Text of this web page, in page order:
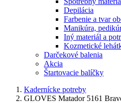
Depilácia
Farbenie a tvar
Manikúra,
Iný materiál a
Kozmetické
Darčekové balenia
Akcia
Štartovacie balíčky
Kadernícke potreby
GLOVES Matador 5161